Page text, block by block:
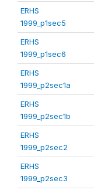
ERHS
1999_p1sec5
ERHS
1999_p1sec6
ERHS
1999_p2sec1a
ERHS
1999_p2sec1b
ERHS
1999_p2sec2
ERHS
1999_p2sec3